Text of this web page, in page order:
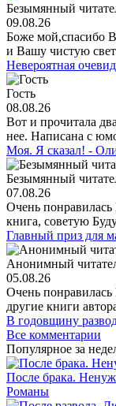
Безымянный
09.08.26
Боже мой,спасибо
и Вашу чистую
Невероятная
Гость
08.08.26
Вот и прочитала
нее. Написана с
Моя. Я сказал! -
Безымянный
07.08.26
Очень понравилась
книга, советую
Главный приз для
Анонимный
05.08.26
Очень понравилась
другие книги
В годовщину
Все комментарии
Популярное за
После брака.
Романы